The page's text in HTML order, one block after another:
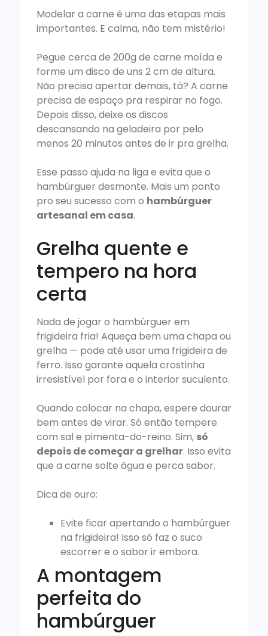
Modelar a carne é uma das etapas mais
importantes. E calma, não tem mistério!
Pegue cerca de 200g de carne moída e
forme um disco de uns 2 cm de altura.
Não precisa apertar demais, tá? A carne
precisa de espaço pra respirar no fogo.
Depois disso, deixe os discos
descansando na geladeira por pelo
menos 20 minutos antes de ir pra grelha.
Esse passo ajuda na liga e evita que o
hambúrguer desmonte. Mais um ponto
pro seu sucesso com o hambúrguer
artesanal em casa.
Grelha quente e
tempero na hora
certa
Nada de jogar o hambúrguer em
frigideira fria! Aqueça bem uma chapa ou
grelha — pode até usar uma frigideira de
ferro. Isso garante aquela crostinha
irresistível por fora e o interior suculento.
Quando colocar na chapa, espere dourar
bem antes de virar. Só então tempere
com sal e pimenta-do-reino. Sim, só
depois de começar a grelhar. Isso evita
que a carne solte água e perca sabor.
Dica de ouro:
Evite ficar apertando o hambúrguer
na frigideira! Isso só faz o suco
escorrer e o sabor ir embora.
A montagem
perfeita do
hambúrguer